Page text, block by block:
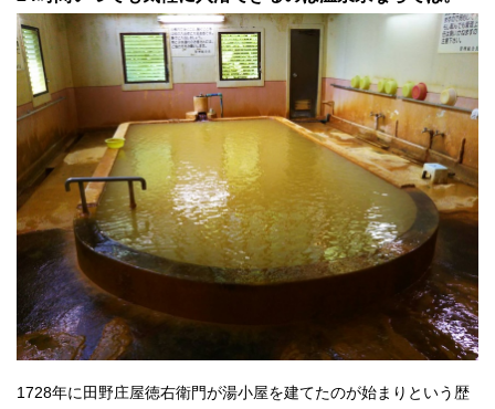
1728年に田野庄屋徳右衛門が湯小屋を建てたのが始まりという歴